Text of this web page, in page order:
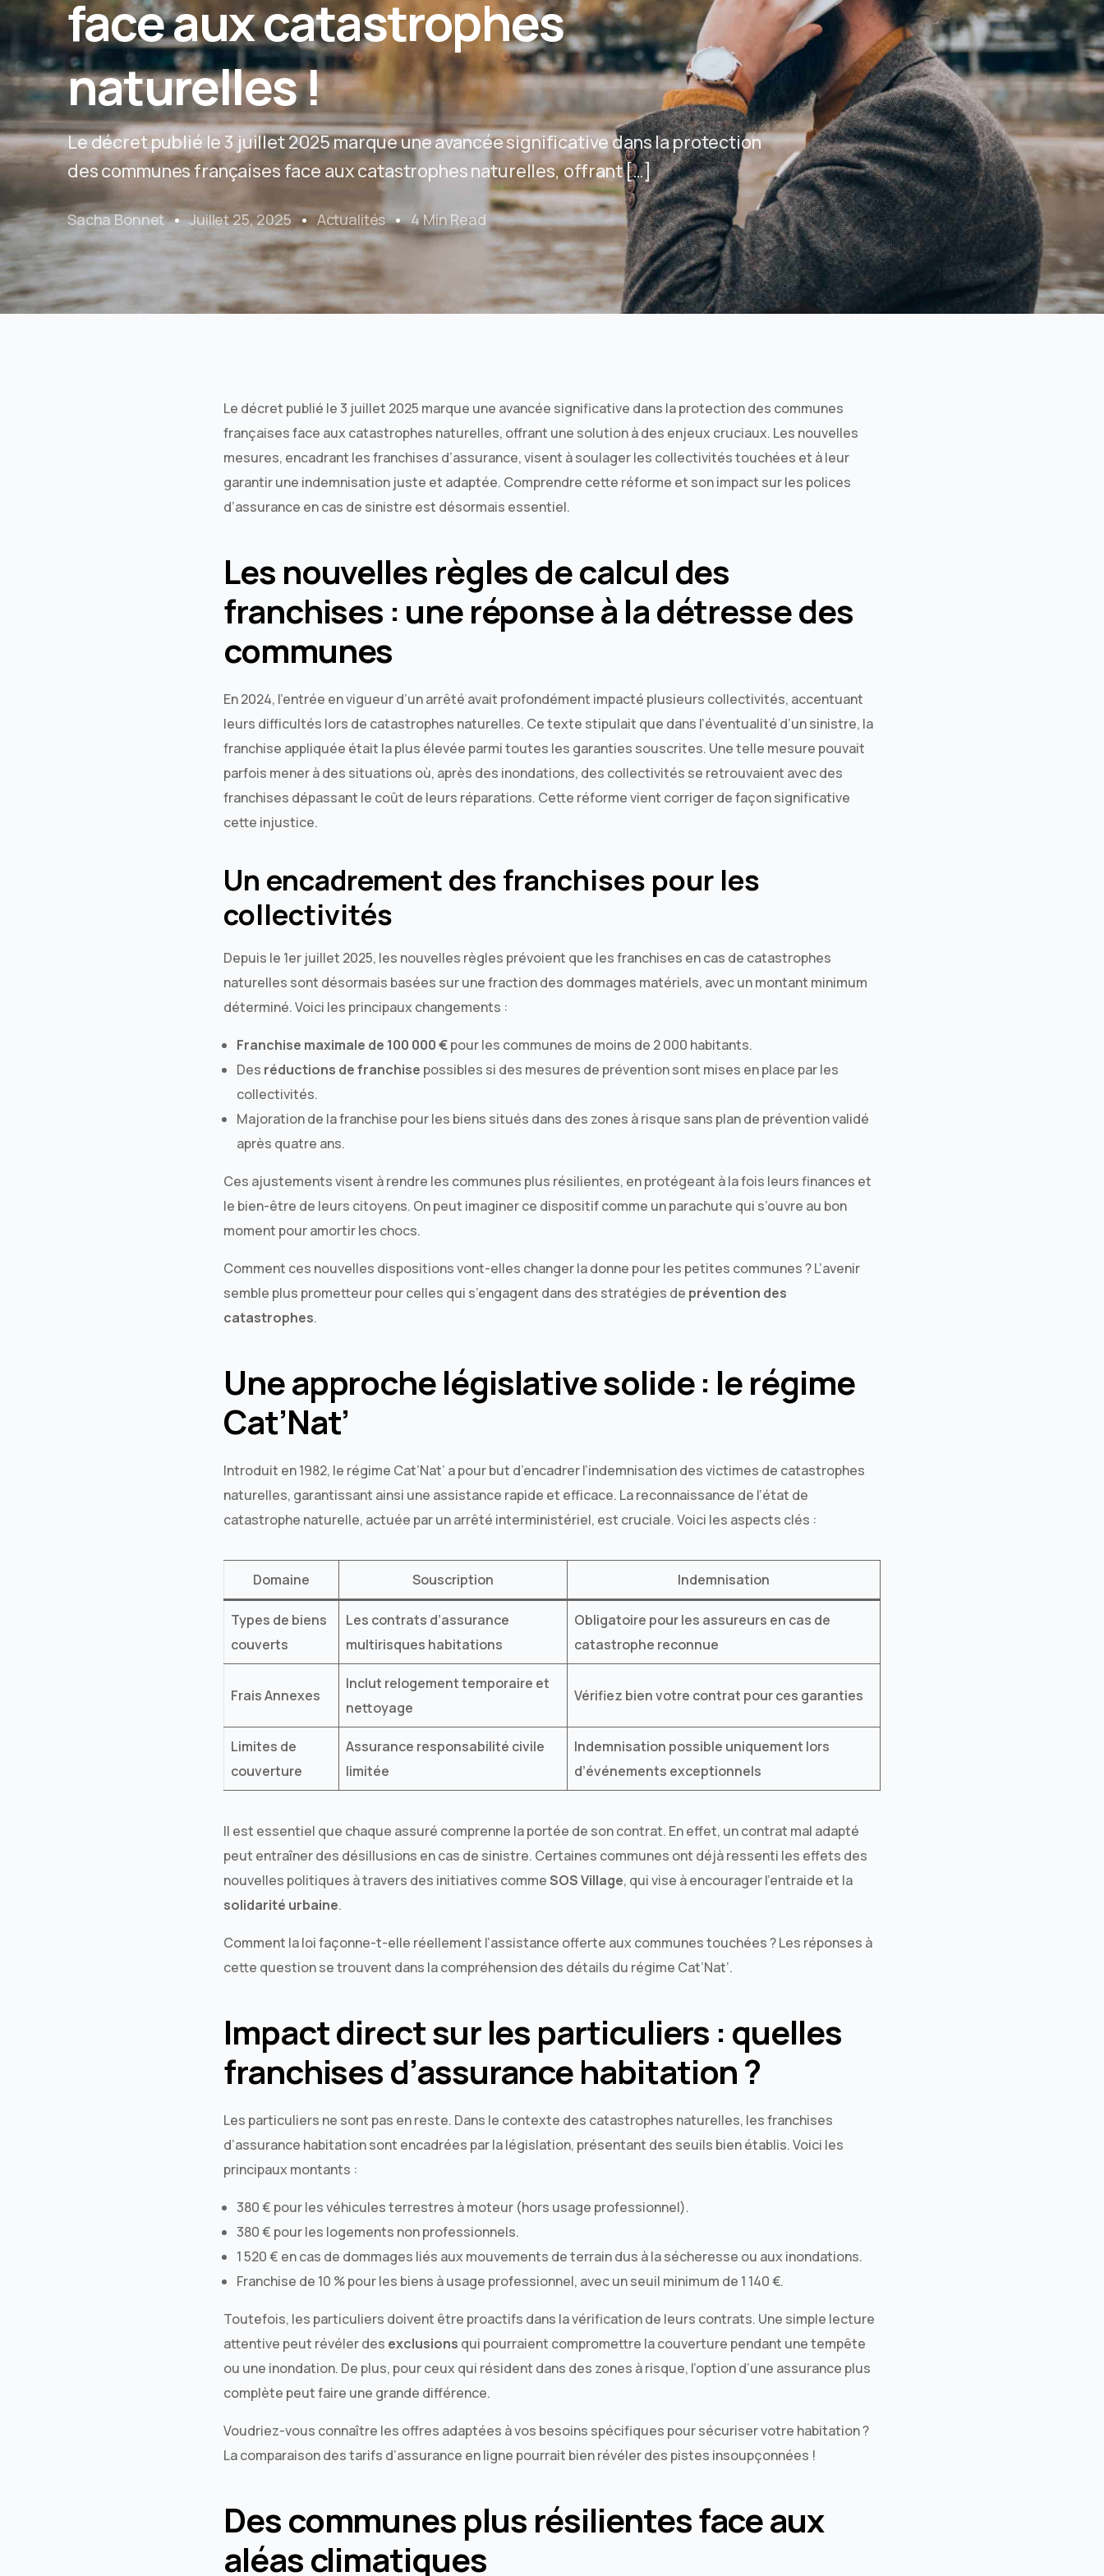
Assurance habitation Marseille
Assurance habitation Lyon
Assurance habitation Paris
face aux catastrophes
naturelles !
Le décret publié le 3 juillet 2025 marque une avancée significative dans la protection
des communes françaises face aux catastrophes naturelles, offrant […]
Sacha Bonnet Juillet 25, 2025 Actualités 4 Min Read
Le décret publié le 3 juillet 2025 marque une avancée significative dans la protection des communes
françaises face aux catastrophes naturelles, offrant une solution à des enjeux cruciaux. Les nouvelles
mesures, encadrant les franchises d’assurance, visent à soulager les collectivités touchées et à leur
garantir une indemnisation juste et adaptée. Comprendre cette réforme et son impact sur les polices
d’assurance en cas de sinistre est désormais essentiel.
Les nouvelles règles de calcul des
franchises : une réponse à la détresse des
communes
En 2024, l’entrée en vigueur d’un arrêté avait profondément impacté plusieurs collectivités, accentuant
leurs difficultés lors de catastrophes naturelles. Ce texte stipulait que dans l’éventualité d’un sinistre, la
franchise appliquée était la plus élevée parmi toutes les garanties souscrites. Une telle mesure pouvait
parfois mener à des situations où, après des inondations, des collectivités se retrouvaient avec des
franchises dépassant le coût de leurs réparations. Cette réforme vient corriger de façon significative
cette injustice.
Un encadrement des franchises pour les
collectivités
Depuis le 1er juillet 2025, les nouvelles règles prévoient que les franchises en cas de catastrophes
naturelles sont désormais basées sur une fraction des dommages matériels, avec un montant minimum
déterminé. Voici les principaux changements :
Franchise maximale de 100 000 €pour les communes de moins de 2 000 habitants.
Des réductions de franchise possibles si des mesures de prévention sont mises en place par les
collectivités.
Majoration de la franchise pour les biens situés dans des zones à risque sans plan de prévention validé
après quatre ans.
Ces ajustements visent à rendre les communes plus résilientes, en protégeant à la fois leurs finances et
le bien-être de leurs citoyens. On peut imaginer ce dispositif comme un parachute qui s’ouvre au bon
moment pour amortir les chocs.
Comment ces nouvelles dispositions vont-elles changer la donne pour les petites communes ? L’avenir
semble plus prometteur pour celles qui s’engagent dans des stratégies de prévention des
catastrophes.
Une approche législative solide : le régime
Cat’Nat’
Introduit en 1982, le régime Cat’Nat’ a pour but d’encadrer l’indemnisation des victimes de catastrophes
naturelles, garantissant ainsi une assistance rapide et efficace. La reconnaissance de l’état de
catastrophe naturelle, actuée par un arrêté interministériel, est cruciale. Voici les aspects clés :
Domaine Souscription Indemnisation
Types de biens
couverts
Les contrats d’assurance
multirisques habitations
Obligatoire pour les assureurs en cas de
catastrophe reconnue
Frais Annexes
Inclut relogement temporaire et
nettoyage
Vérifiez bien votre contrat pour ces garanties
Limites de
couverture
Assurance responsabilité civile
limitée
Indemnisation possible uniquement lors
d’événements exceptionnels
Il est essentiel que chaque assuré comprenne la portée de son contrat. En effet, un contrat mal adapté
peut entraîner des désillusions en cas de sinistre. Certaines communes ont déjà ressenti les effets des
nouvelles politiques à travers des initiatives commeSOS Village, qui vise à encourager l’entraide et la
solidarité urbaine.
Comment la loi façonne-t-elle réellement l’assistance offerte aux communes touchées ? Les réponses à
cette question se trouvent dans la compréhension des détails du régime Cat’Nat’.
Impact direct sur les particuliers : quelles
franchises d’assurance habitation ?
Les particuliers ne sont pas en reste. Dans le contexte des catastrophes naturelles, les franchises
d’assurance habitation sont encadrées par la législation, présentant des seuils bien établis. Voici les
principaux montants :
380 € pour les véhicules terrestres à moteur (hors usage professionnel).
380 € pour les logements non professionnels.
1 520 € en cas de dommages liés aux mouvements de terrain dus à la sécheresse ou aux inondations.
Franchise de 10 % pour les biens à usage professionnel, avec un seuil minimum de 1 140 €.
Toutefois, les particuliers doivent être proactifs dans la vérification de leurs contrats. Une simple lecture
attentive peut révéler des exclusions qui pourraient compromettre la couverture pendant une tempête
ou une inondation. De plus, pour ceux qui résident dans des zones à risque, l’option d’une assurance plus
complète peut faire une grande différence.
Voudriez-vous connaître les offres adaptées à vos besoins spécifiques pour sécuriser votre habitation ?
La comparaison des tarifs d’assurance en ligne pourrait bien révéler des pistes insoupçonnées !
Des communes plus résilientes face aux
aléas climatiques